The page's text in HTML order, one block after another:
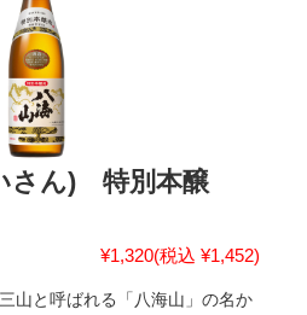
さん) 特別本醸
¥1,320(税込 ¥1,452)
山と呼ばれる「八海山」の名か